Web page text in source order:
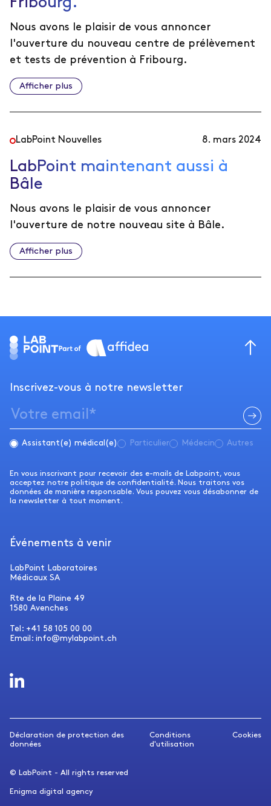
Nous avons le plaisir de vous annoncer
l'ouverture du nouveau centre de prélèvement
et tests de prévention à Fribourg.
Afficher plus
LabPoint Nouvelles 8. mars 2024
LabPoint maintenant aussi à
Bâle
Nous avons le plaisir de vous annoncer
l'ouverture de notre nouveau site à Bâle.
Afficher plus
LabPoint Laboratoires
Médicaux SA
Rte de la Plaine 49
1580 Avenches
Tel: +41 58 105 00 00
Email: info@mylabpoint.ch
Inscrivez-vous à notre newsletter
Assistant(e) médical(e) Particulier Médecin Autres
En vous inscrivant pour recevoir des e-mails de Labpoint, vous
acceptez notre politique de confidentialité. Nous traitons vos
données de manière responsable. Vous pouvez vous désabonner de
la newsletter à tout moment.
Événements à venir
© LabPoint - All rights reserved
Déclaration de protection des
données
Conditions
d'utilisation
Cookies
Enigma digital agency